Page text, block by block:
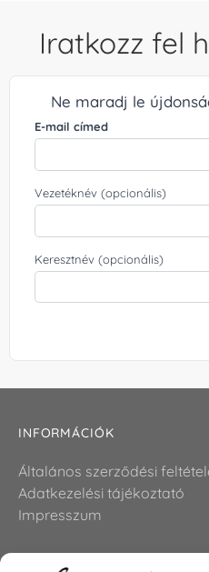
Iratkozz fel
Ne maradj le
E-mail címed
Vezetéknév (opcionális)
Keresztnév (opcionális)
INFORMÁCIÓK
Általános szerződési
Adatkezelési tájékoztató
Impresszum